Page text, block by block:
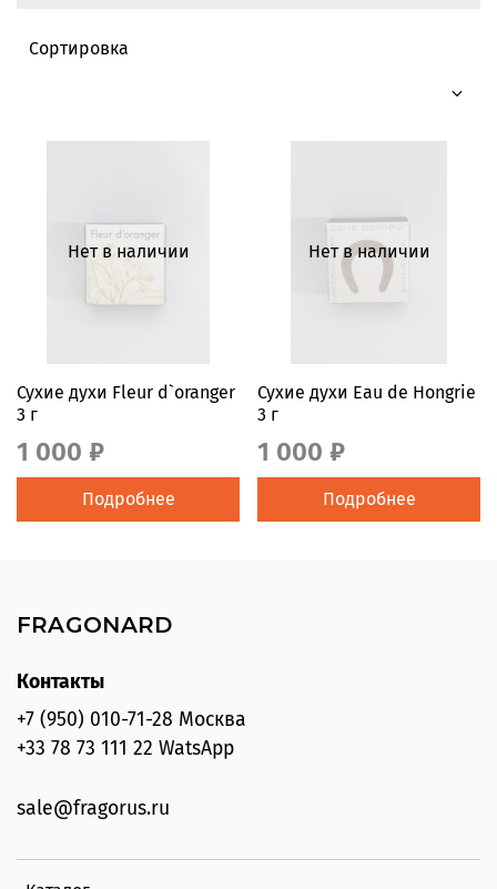
Нет в наличии
Сухие духи Fleur d`oranger
3 г
1 000 ₽
Подробнее
Нет в наличии
Сухие духи Eau de Hongrie
3 г
1 000 ₽
Подробнее
FRAGONARD
Контакты
+7 (950) 010-71-28 Москва
+33 78 73 111 22 WatsApp
sale@fragorus.ru